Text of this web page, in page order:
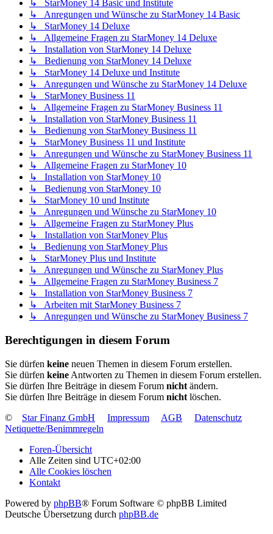
↳ StarMoney 14 Basic und Institute
↳ Anregungen und Wünsche zu StarMoney 14 Basic
↳ StarMoney 14 Deluxe
↳ Allgemeine Fragen zu StarMoney 14 Deluxe
↳ Installation von StarMoney 14 Deluxe
↳ Bedienung von StarMoney 14 Deluxe
↳ StarMoney 14 Deluxe und Institute
↳ Anregungen und Wünsche zu StarMoney 14 Deluxe
↳ StarMoney Business 11
↳ Allgemeine Fragen zu StarMoney Business 11
↳ Installation von StarMoney Business 11
↳ Bedienung von StarMoney Business 11
↳ StarMoney Business 11 und Institute
↳ Anregungen und Wünsche zu StarMoney Business 11
↳ Allgemeine Fragen zu StarMoney 10
↳ Installation von StarMoney 10
↳ Bedienung von StarMoney 10
↳ StarMoney 10 und Institute
↳ Anregungen und Wünsche zu StarMoney 10
↳ Allgemeine Fragen zu StarMoney Plus
↳ Installation von StarMoney Plus
↳ Bedienung von StarMoney Plus
↳ StarMoney Plus und Institute
↳ Anregungen und Wünsche zu StarMoney Plus
↳ Allgemeine Fragen zu StarMoney Business 7
↳ Installation von StarMoney Business 7
↳ Arbeiten mit StarMoney Business 7
↳ Anregungen und Wünsche zu StarMoney Business 7
Berechtigungen in diesem Forum
Sie dürfen keine neuen Themen in diesem Forum erstellen.
Sie dürfen keine Antworten zu Themen in diesem Forum erstellen.
Sie dürfen Ihre Beiträge in diesem Forum nicht ändern.
Sie dürfen Ihre Beiträge in diesem Forum nicht löschen.
©
Star Finanz GmbH Impressum AGB
Datenschutz
Netiquette/Benimmregeln
Foren-Übersicht
Alle Zeiten sind UTC+02:00
Alle Cookies löschen
Kontakt
Powered by phpBB® Forum Software © phpBB Limited
Deutsche Übersetzung durch phpBB.de